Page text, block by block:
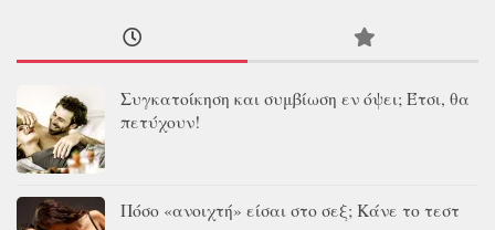
Συγκατοίκηση και συμβίωση εν όψει; Έτσι, θα
πετύχουν!
Πόσο «ανοιχτή» είσαι στο σεξ; Κάνε το τεστ